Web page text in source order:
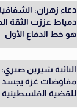
دعاء زهران:
دمياط عززت الثقة
هو خط الدفاع الأول
النائبة شيرين
مفاوضات غزة يجسد
للقضية الفلسطينية